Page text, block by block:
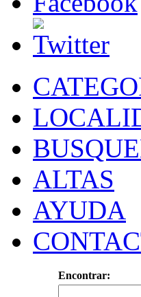
ALTAS
AYUDA
Encontrar: